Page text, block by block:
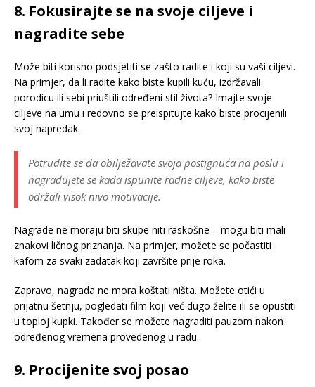
8. Fokusirajte se na svoje ciljeve i
nagradite sebe
Može biti korisno podsjetiti se zašto radite i koji su vaši ciljevi.
Na primjer, da li radite kako biste kupili kuću, izdržavali
porodicu ili sebi priuštili određeni stil života? Imajte svoje
ciljeve na umu i redovno se preispitujte kako biste procijenili
svoj napredak.
Potrudite se da obilježavate svoja postignuća na poslu i
nagrađujete se kada ispunite radne ciljeve, kako biste
održali visok nivo motivacije.
Nagrade ne moraju biti skupe niti raskošne – mogu biti mali
znakovi ličnog priznanja. Na primjer, možete se počastiti
kafom za svaki zadatak koji završite prije roka.
Zapravo, nagrada ne mora koštati ništa. Možete otići u
prijatnu šetnju, pogledati film koji već dugo želite ili se opustiti
u toploj kupki. Također se možete nagraditi pauzom nakon
određenog vremena provedenog u radu.
9. Procijenite svoj posao